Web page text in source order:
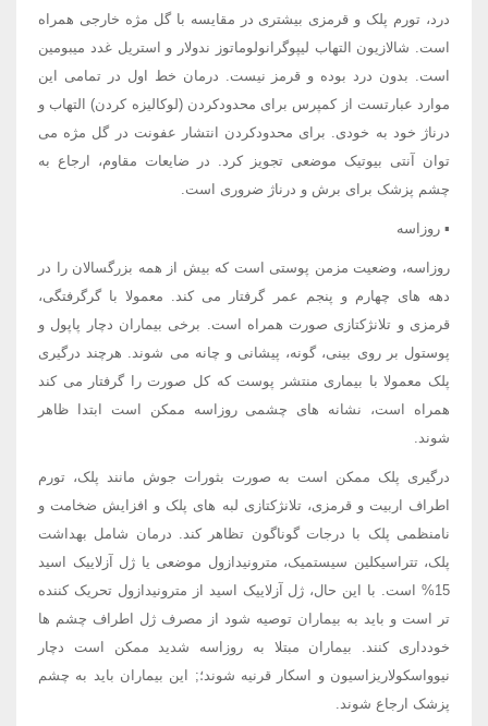
درد، تورم پلک و قرمزی بیشتری در مقایسه با گل مژه خارجی همراه
است. شالازیون التهاب لیپوگرانولوماتوز ندولار و استریل غدد میبومین
است. بدون درد بوده و قرمز نیست. درمان خط اول در تمامی این
موارد عبارتست از کمپرس برای محدودکردن (لوکالیزه کردن) التهاب و
درناژ خود به خودی. برای محدودکردن انتشار عفونت در گل مژه می
توان آنتی بیوتیک موضعی تجویز کرد. در ضایعات مقاوم، ارجاع به
چشم پزشک برای برش و درناژ ضروری است.
▪ روزاسه
روزاسه، وضعیت مزمن پوستی است که بیش از همه بزرگسالان را در
دهه های چهارم و پنجم عمر گرفتار می کند. معمولا با گرگرفتگی،
قرمزی و تلانژکتازی صورت همراه است. برخی بیماران دچار پاپول و
پوستول بر روی بینی، گونه، پیشانی و چانه می شوند. هرچند درگیری
پلک معمولا با بیماری منتشر پوست که کل صورت را گرفتار می کند
همراه است، نشانه های چشمی روزاسه ممکن است ابتدا ظاهر
شوند.
درگیری پلک ممکن است به صورت بثورات جوش مانند پلک، تورم
اطراف اربیت و قرمزی، تلانژکتازی لبه های پلک و افزایش ضخامت و
نامنظمی پلک با درجات گوناگون تظاهر کند. درمان شامل بهداشت
پلک، تتراسیکلین سیستمیک، مترونیدازول موضعی یا ژل آزلاییک اسید
15% است. با این حال، ژل آزلاییک اسید از مترونیدازول تحریک کننده
تر است و باید به بیماران توصیه شود از مصرف ژل اطراف چشم ها
خودداری کنند. بیماران مبتلا به روزاسه شدید ممکن است دچار
نیوواسکولاریزاسیون و اسکار قرنیه شوند؛; این بیماران باید به چشم
پزشک ارجاع شوند.